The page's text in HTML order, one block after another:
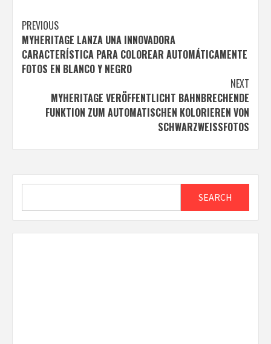
Post
navigation
PREVIOUS
MYHERITAGE LANZA UNA INNOVADORA
CARACTERÍSTICA PARA COLOREAR AUTOMÁTICAMENTE
FOTOS EN BLANCO Y NEGRO
NEXT
MYHERITAGE VERÖFFENTLICHT BAHNBRECHENDE
FUNKTION ZUM AUTOMATISCHEN KOLORIEREN VON
SCHWARZWEISSFOTOS
SEARCH